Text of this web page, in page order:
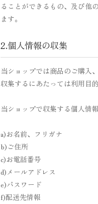
ることができるもの、及び他
ます。
2.個人情報の収集
当ショップでは商品のご購入
収集するにあたっては利用目
当ショップで収集する個人情
a)お名前、フリガナ
b)ご住所
c)お電話番号
d)メールアドレス
e)パスワード
f)配送先情報